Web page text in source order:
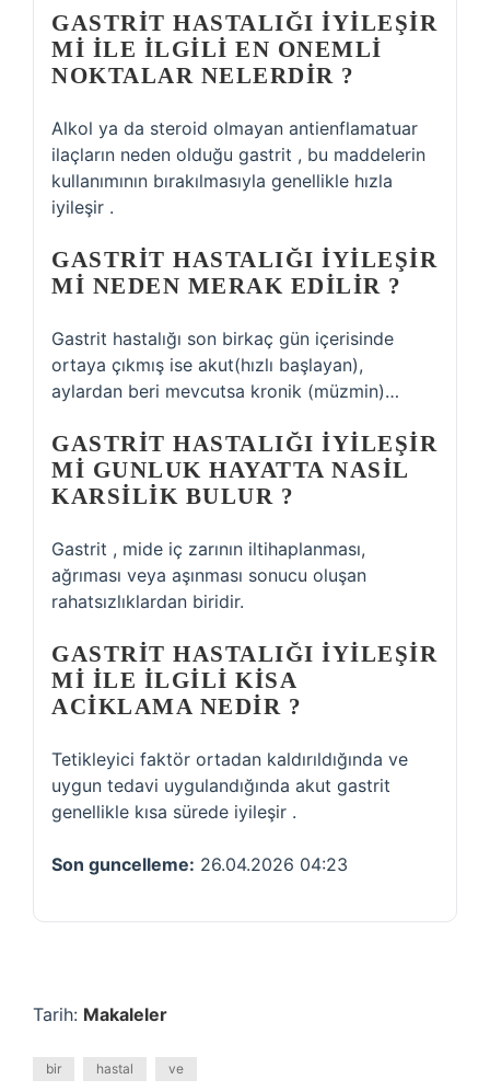
GASTRIT HASTALIĞI IYILEŞIR
MI ILE ILGILI EN ONEMLI
NOKTALAR NELERDIR ?
Alkol ya da steroid olmayan antienflamatuar
ilaçların neden olduğu gastrit , bu maddelerin
kullanımının bırakılmasıyla genellikle hızla
iyileşir .
GASTRIT HASTALIĞI IYILEŞIR
MI NEDEN MERAK EDILIR ?
Gastrit hastalığı son birkaç gün içerisinde
ortaya çıkmış ise akut(hızlı başlayan),
aylardan beri mevcutsa kronik (müzmin)…
GASTRIT HASTALIĞI IYILEŞIR
MI GUNLUK HAYATTA NASIL
KARSILIK BULUR ?
Gastrit , mide iç zarının iltihaplanması,
ağrıması veya aşınması sonucu oluşan
rahatsızlıklardan biridir.
GASTRIT HASTALIĞI IYILEŞIR
MI ILE ILGILI KISA
ACIKLAMA NEDIR ?
Tetikleyici faktör ortadan kaldırıldığında ve
uygun tedavi uygulandığında akut gastrit
genellikle kısa sürede iyileşir .
Son guncelleme: 26.04.2026 04:23
Tarih: Makaleler
bir hastal ve